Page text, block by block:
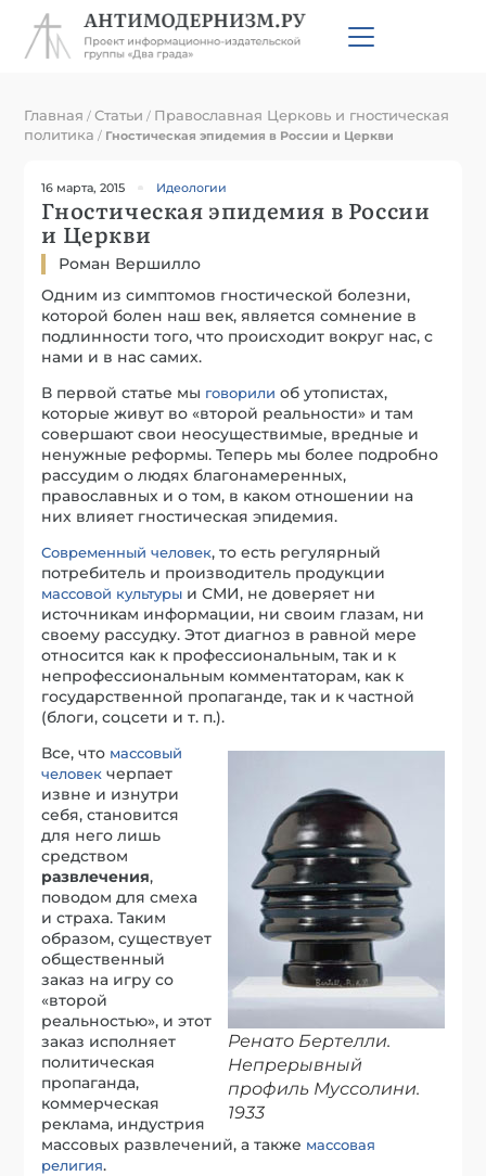
Главная /Статьи / Православная Церковь и гностическая
политика / Гностическая эпидемия в России и Церкви
16 марта, 2015 Идеологии
Гностическая эпидемия в России
и Церкви
Роман Вершилло
Одним из симптомов гностической болезни,
которой болен наш век, является сомнение в
подлинности того, что происходит вокруг нас, с
нами и в нас самих.
В первой статье мы говорили об утопистах,
которые живут во «второй реальности» и там
совершают свои неосуществимые, вредные и
ненужные реформы. Теперь мы более подробно
рассудим о людях благонамеренных,
православных и о том, в каком отношении на
них влияет гностическая эпидемия.
Современный человек, то есть регулярный
потребитель и производитель продукции
массовой культуры и СМИ, не доверяет ни
источникам информации, ни своим глазам, ни
своему рассудку. Этот диагноз в равной мере
относится как к профессиональным, так и к
непрофессиональным комментаторам, как к
государственной пропаганде, так и к частной
(блоги, соцсети и т. п.).
Ренато Бертелли.
Непрерывный
профиль Муссолини.
1933
Все, что массовый
человек черпает
извне и изнутри
себя, становится
для него лишь
средством
развлечения,
поводом для смеха
и страха. Таким
образом, существует
общественный
заказ на игру со
«второй
реальностью», и этот
заказ исполняет
политическая
пропаганда,
коммерческая
реклама, индустрия
массовых развлечений, а также массовая
религия.